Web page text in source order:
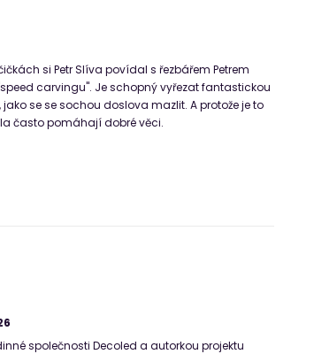
si Petr Slíva povídal s řezbářem Petrem
carvingu". Je schopný vyřezat fantastickou
se se sochou doslova mazlit. A protože je to
často pomáhají dobré věci.
společnosti Decoled a autorkou projektu